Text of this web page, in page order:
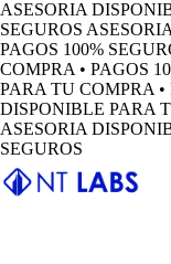
ASESORIA
SEGUROS
PAGOS 100%
COMPRA • PAGOS
PARA TU COMPRA •
DISPONIBLE PARA
ASESORIA
SEGUROS